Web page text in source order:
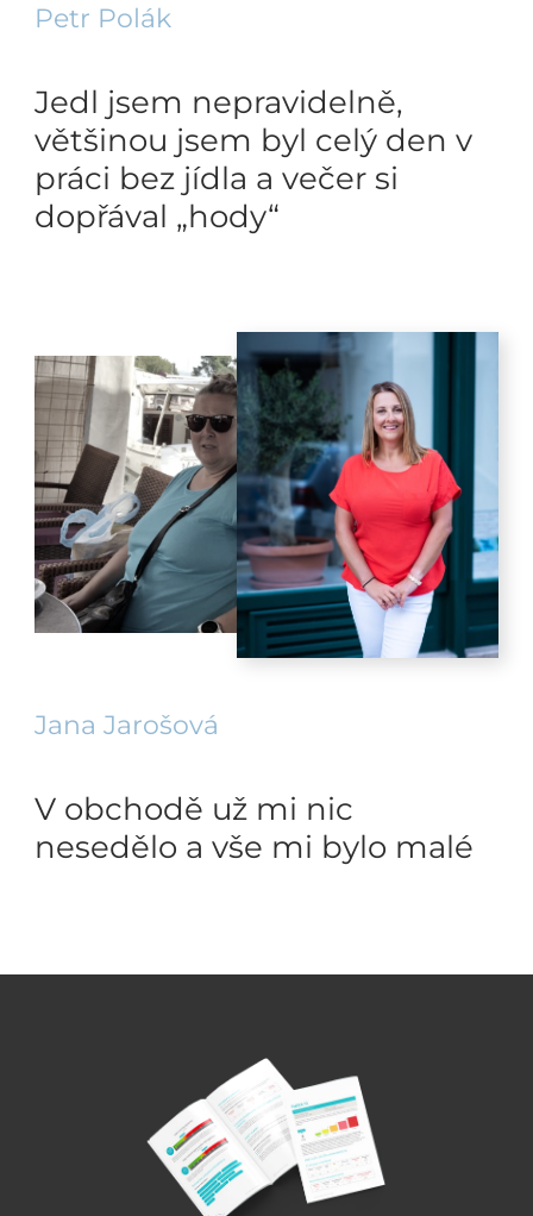
Petr Polák
Jedl jsem nepravidelně,
většinou jsem byl celý den v
práci bez jídla a večer si
dopřával „hody“
Jana Jarošová
V obchodě už mi nic
nesedělo a vše mi bylo malé